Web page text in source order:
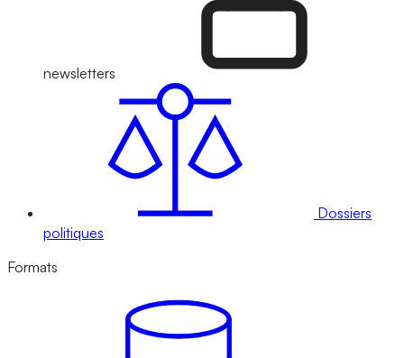
newsletters
Dossiers
politiques
Formats